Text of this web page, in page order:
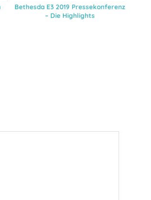
Bethesda E3 2019 Pressekonferenz
– Die Highlights